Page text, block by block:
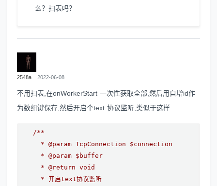
么？扫表吗？
2548a 2022-06-08
不用扫表,在onWorkerStart 一次性获取全部,然后用自增id作
为数组键保存,然后开启个text 协议监听,类似于这样
/**
     * @param TcpConnection $connection
     * @param $buffer
     * @return void
     * 开启text协议监听